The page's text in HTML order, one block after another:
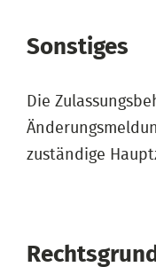
Sonstiges
Die
zuständige